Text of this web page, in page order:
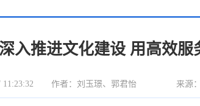
入推进文化建设 用高效服
作者：刘玉璟、郭君怡 来源